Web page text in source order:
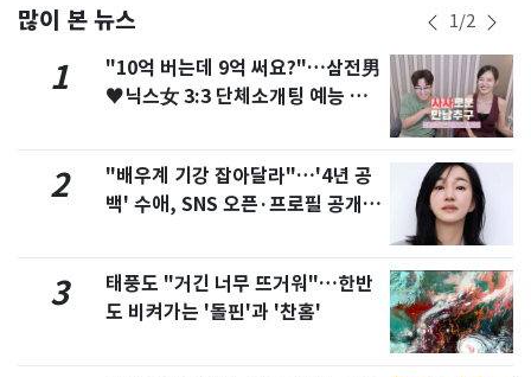
많이 본 뉴스 1/2
1
"10억 버는데 9억 써요?"…삼전男
♥닉스女 3:3 단체소개팅 예능 화
2
"배우계 기강 잡아달라"…'4년 공
백' 수애, SNS 오픈·프로필 공개
3
태풍도 "거긴 너무 뜨거워"…한반
도 비켜가는 '돌핀'과 '찬홈'